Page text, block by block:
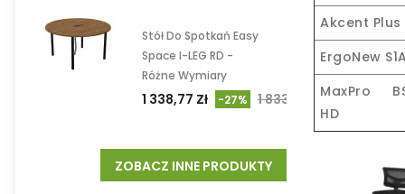
Stół Do Spotkań Easy
Space I-LEG RD -
Różne Wymiary
1 338,77 Zł -27% 1 833,93 Zł
ZOBACZ INNE PRODUKTY
Akcent Plus
ErgoNew S1A
MaxPro
HD